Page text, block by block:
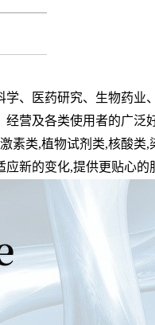
学、医药研究、生物药业
营及各类使用者的广泛
素类,植物试剂类,核酸类,
应新的变化,提供更贴心的